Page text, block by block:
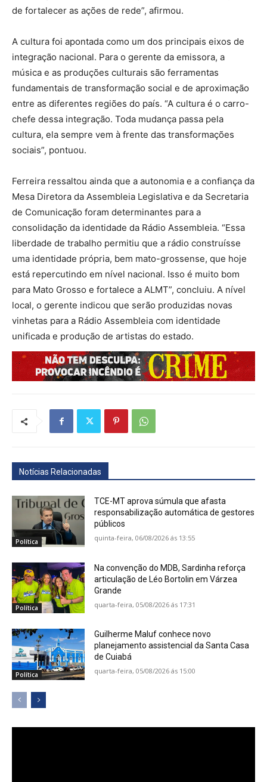
de fortalecer as ações de rede”, afirmou.
A cultura foi apontada como um dos principais eixos de
integração nacional. Para o gerente da emissora, a
música e as produções culturais são ferramentas
fundamentais de transformação social e de aproximação
entre as diferentes regiões do país. “A cultura é o carro-
chefe dessa integração. Toda mudança passa pela
cultura, ela sempre vem à frente das transformações
sociais”, pontuou.
Ferreira ressaltou ainda que a autonomia e a confiança da
Mesa Diretora da Assembleia Legislativa e da Secretaria
de Comunicação foram determinantes para a
consolidação da identidade da Rádio Assembleia. “Essa
liberdade de trabalho permitiu que a rádio construísse
uma identidade própria, bem mato-grossense, que hoje
está repercutindo em nível nacional. Isso é muito bom
para Mato Grosso e fortalece a ALMT”, concluiu. A nível
local, o gerente indicou que serão produzidas novas
vinhetas para a Rádio Assembleia com identidade
unificada e produção de artistas do estado.
Notícias Relacionadas
Política
TCE-MT aprova súmula que afasta
responsabilização automática de gestores
públicos
quinta-feira, 06/08/2026 ás 13:55
Política
Na convenção do MDB, Sardinha reforça
articulação de Léo Bortolin em Várzea
Grande
quarta-feira, 05/08/2026 ás 17:31
Política
Guilherme Maluf conhece novo
planejamento assistencial da Santa Casa
de Cuiabá
quarta-feira, 05/08/2026 ás 15:00